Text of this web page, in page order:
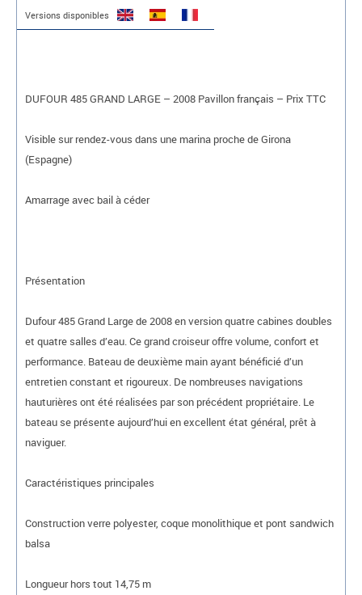
Versions disponibles
DUFOUR 485 GRAND LARGE – 2008 Pavillon français – Prix TTC
Visible sur rendez-vous dans une marina proche de Girona
(Espagne)
Amarrage avec bail à céder
Présentation
Dufour 485 Grand Large de 2008 en version quatre cabines doubles
et quatre salles d’eau. Ce grand croiseur offre volume, confort et
performance. Bateau de deuxième main ayant bénéficié d’un
entretien constant et rigoureux. De nombreuses navigations
hauturières ont été réalisées par son précédent propriétaire. Le
bateau se présente aujourd’hui en excellent état général, prêt à
naviguer.
Caractéristiques principales
Construction verre polyester, coque monolithique et pont sandwich
balsa
Longueur hors tout 14,75 m